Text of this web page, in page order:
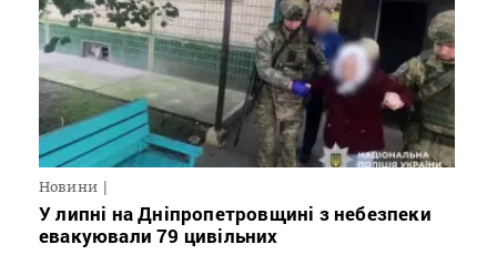
Новини
У липні на Дніпропетровщині з небезпеки
евакуювали 79 цивільних